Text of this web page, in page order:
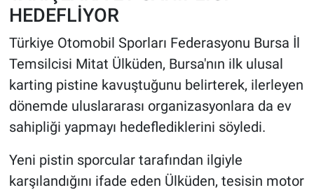
HEDEFLİYOR
Türkiye Otomobil Sporları Federasyonu Bursa İl
Temsilcisi Mitat Ülküden, Bursa'nın ilk ulusal
karting pistine kavuştuğunu belirterek, ilerleyen
dönemde uluslararası organizasyonlara da ev
sahipliği yapmayı hedeflediklerini söyledi.
Yeni pistin sporcular tarafından ilgiyle
karşılandığını ifade eden Ülküden, tesisin motor